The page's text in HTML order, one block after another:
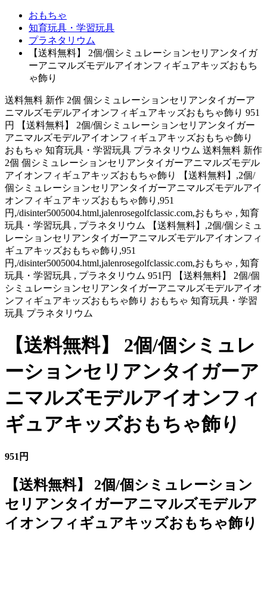
おもちゃ
知育玩具・学習玩具
プラネタリウム
【送料無料】 2個/個シミュレーションセリアンタイガ
ーアニマルズモデルアイオンフィギュアキッズおもち
ゃ飾り
送料無料 新作 2個 個シミュレーションセリアンタイガーア
ニマルズモデルアイオンフィギュアキッズおもちゃ飾り 951
円 【送料無料】 2個/個シミュレーションセリアンタイガー
アニマルズモデルアイオンフィギュアキッズおもちゃ飾り
おもちゃ 知育玩具・学習玩具 プラネタリウム 送料無料 新作
2個 個シミュレーションセリアンタイガーアニマルズモデル
アイオンフィギュアキッズおもちゃ飾り 【送料無料】,2個/
個シミュレーションセリアンタイガーアニマルズモデルアイ
オンフィギュアキッズおもちゃ飾り,951
円,/disinter5005004.html,jalenrosegolfclassic.com,おもちゃ , 知育
玩具・学習玩具 , プラネタリウム 【送料無料】,2個/個シミュ
レーションセリアンタイガーアニマルズモデルアイオンフィ
ギュアキッズおもちゃ飾り,951
円,/disinter5005004.html,jalenrosegolfclassic.com,おもちゃ , 知育
玩具・学習玩具 , プラネタリウム 951円 【送料無料】 2個/個
シミュレーションセリアンタイガーアニマルズモデルアイオ
ンフィギュアキッズおもちゃ飾り おもちゃ 知育玩具・学習
玩具 プラネタリウム
【送料無料】 2個/個シミュレ
ーションセリアンタイガーア
ニマルズモデルアイオンフィ
ギュアキッズおもちゃ飾り
951円
【送料無料】 2個/個シミュレーション
セリアンタイガーアニマルズモデルア
イオンフィギュアキッズおもちゃ飾り